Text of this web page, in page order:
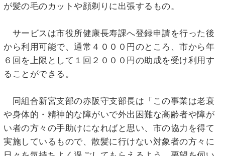
が髪の毛のカットや顔剃りに出張するもの。
サービスは市役所健康長寿課へ登録申請を行った後
から利用可能で、通常４０００円のところ、市から年
６回を上限として１回２０００円の助成を受け利用す
ることができる。
同組合新宮支部の赤阪守支部長は「この事業は老衰
や身体的・精神的な障がいで外出困難な高齢者や障が
い者の方々の手助けになればと思い、市の協力を得て
実施しているもので、散髪に行けない対象者の方々に